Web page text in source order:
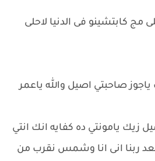
كابتشينو فى الدنيا لاحلى
صاحبتي اصيل والله ياعمر
زيك يامونتي ده كفايه انك انتي
ربنا انى انا وشمس نقرب من